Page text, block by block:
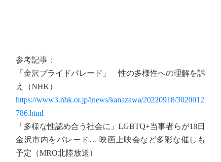
参考記事：
「金沢プライドパレード」 性の多様性への理解を訴
え（NHK）
https://www3.nhk.or.jp/lnews/kanazawa/20220918/3020012
786.html
「多様な性認め合う社会に」LGBTQ+当事者らが18日
金沢市内をパレード… 映画上映会など多彩な催しも
予定（MRO北陸放送）